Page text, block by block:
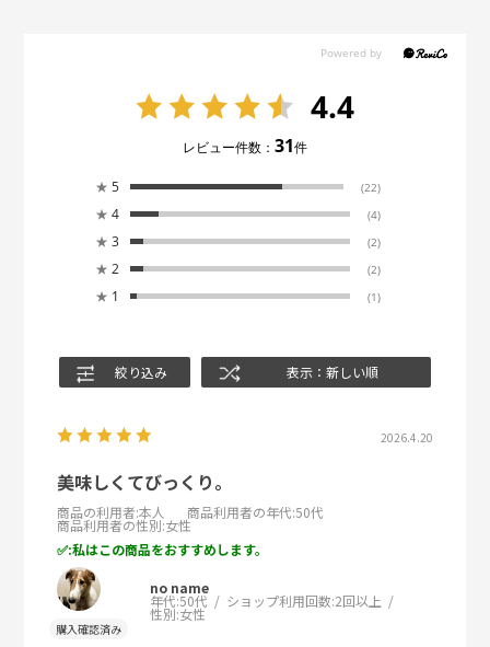
4.4
レビュー件数： 31件
★ 5 (22)
★ 4 (4)
★ 3 (2)
★ 2 (2)
★ 1 (1)
絞り込み 表示：新しい順
2026.4.20
美味しくてびっくり。
商品の利用者:本人 商品利用者の年代:50代
商品利用者の性別:女性
:私はこの商品をおすすめします。
no name
年代:50代 ショップ利用回数:2回以上
性別:女性